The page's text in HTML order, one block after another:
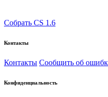
Собрать CS 1.6
Контакты
Контакты Сообщить об
Конфиденциальность